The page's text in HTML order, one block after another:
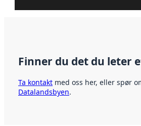
Finner du det du leter
Ta kontakt med oss her, eller spør
Datalandsbyen.